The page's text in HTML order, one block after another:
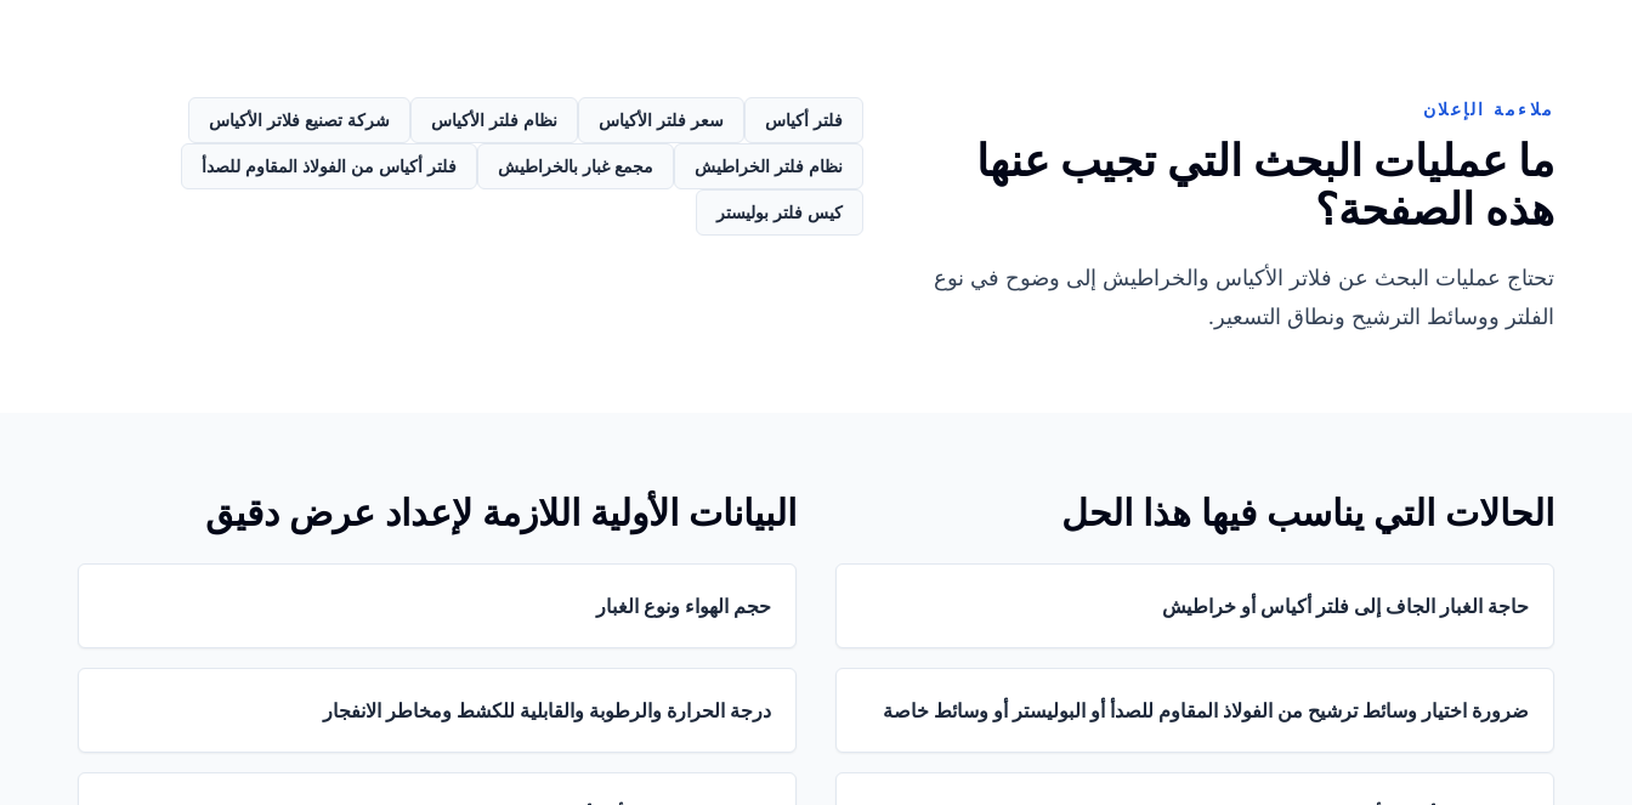
ملاءمة الإعلان
ما عمليات البحث التي تجيب عنها
هذه الصفحة؟
تحتاج عمليات البحث عن فلاتر الأكياس والخراطيش إلى وضوح في نوع
الفلتر ووسائط الترشيح ونطاق التسعير.
فلتر أكياس سعر فلتر الأكياس نظام فلتر الأكياس
شركة تصنيع فلاتر الأكياس
نظام فلتر الخراطيش
مجمع غبار بالخراطيش
فلتر أكياس من الفولاذ المقاوم للصدأ
كيس فلتر بوليستر
الحالات التي يناسب فيها هذا الحل
حاجة الغبار الجاف إلى فلتر أكياس أو خراطيش
ضرورة اختيار وسائط ترشيح من الفولاذ المقاوم للصدأ أو البوليستر أو وسائط خاصة
البيانات الأولية اللازمة لإعداد عرض دقيق
حجم الهواء ونوع الغبار
درجة الحرارة والرطوبة والقابلية للكشط ومخاطر الانفجار